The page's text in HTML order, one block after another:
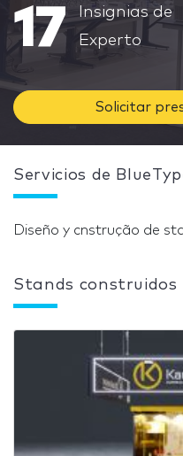
17
Insignias de
Experto
Solicitar
Servicios de
Diseño y cnstrução de
Stands construidos